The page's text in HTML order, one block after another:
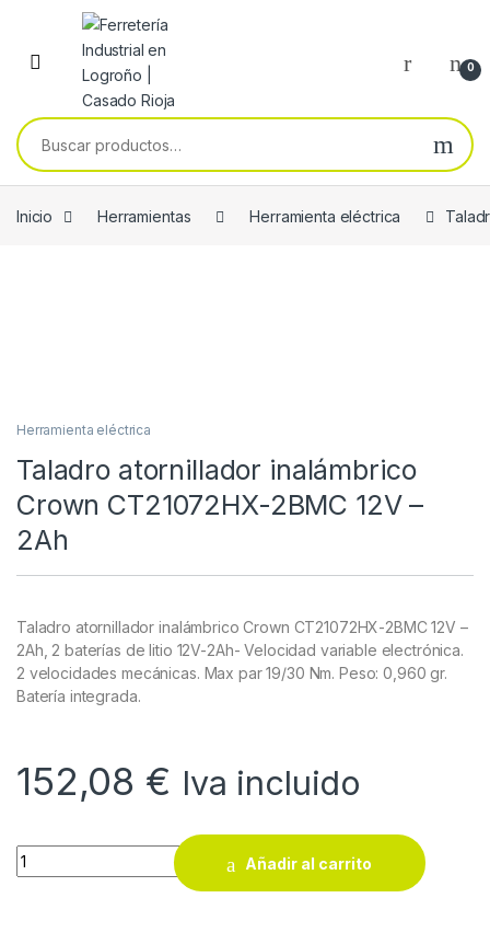
Skip to navigation
Skip to content
0
Buscar por:
Inicio Herramientas Herramienta eléctrica
Herramienta eléctrica
Taladro atornillador inalámbrico
Crown CT21072HX-2BMC 12V –
2Ah
Taladro atornillador inalámbrico Crown CT21072HX-2BMC 12V –
2Ah, 2 baterías de litio 12V-2Ah- Velocidad variable electrónica.
2 velocidades mecánicas. Max par 19/30 Nm. Peso: 0,960 gr.
Batería integrada.
152,08 € Iva incluido
Taladro atornillador inalámbrico Crown CT21072HX-2BMC
Añadir al carrito